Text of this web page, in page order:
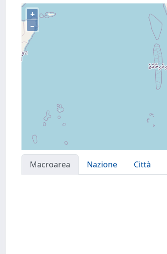
+
–
Macroarea Nazione Città